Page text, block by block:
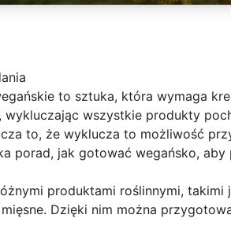
to sztuka, która wymaga
wszystkie produkty
to, że wyklucza to możliwość
porad, jak gotować wegańsko, aby
produktami roślinnymi, takimi
Dzięki nim można